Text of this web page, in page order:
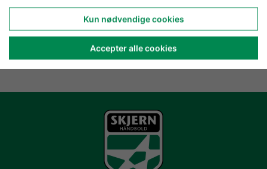
Kun nødvendige cookies
Accepter alle cookies